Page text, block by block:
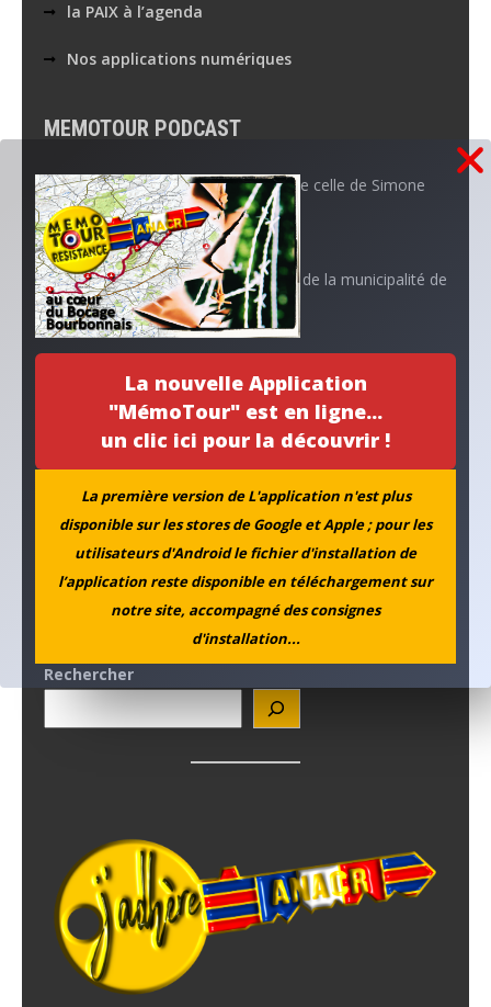
La nouvelle Application
"MémoTour" est en ligne...
un clic ici pour la découvrir !
La première version de L'application n'est plus
disponible sur les stores de Google et Apple ; pour les
utilisateurs d'Android le fichier d'installation de
l’application reste disponible en téléchargement sur
notre site, accompagné des consignes
d'installation...
la PAIX à l’agenda
Nos applications numériques
MEMOTOUR PODCAST
La mémoire de Marguerite croise celle de Simone
Aboutissement d’un projet…
L’ANACR accompagne l’initiative de la municipalité de
Neuvy
Rechercher